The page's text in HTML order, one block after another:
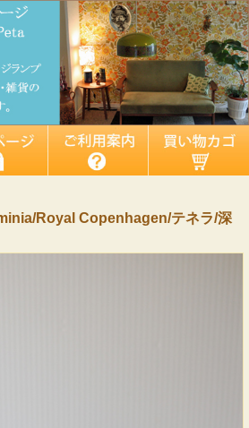
Royal Copenhagen/テネラ/深